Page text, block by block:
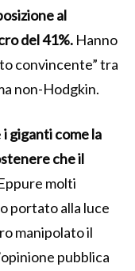
al
del 41%. Hanno
convincente” tra
non-Hodgkin.
i giganti come la
che il
molti
portato alla luce
manipolato il
pubblica